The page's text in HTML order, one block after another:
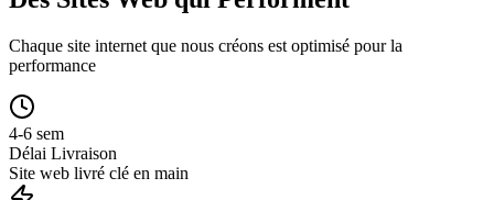
Chaque site internet que nous créons est optimisé pour la
performance
4-6 sem
Délai Livraison
Site web livré clé en main